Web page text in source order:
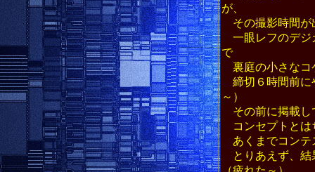
が、
その撮影時間が
一眼レフのデジ
で
裏庭の小さなコ
締切６時間前に
～）
その前に掲載し
コンセプトとは
あくまでコンテ
とりあえず、結